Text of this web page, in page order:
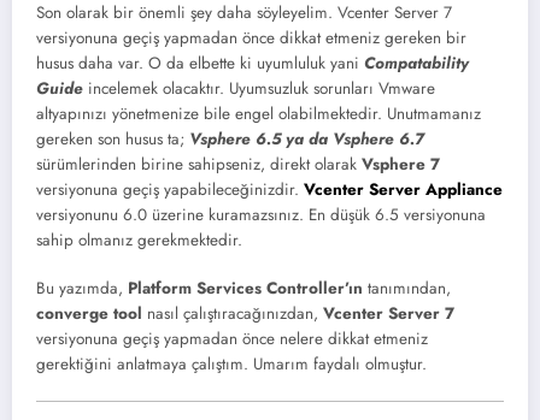
Son olarak bir önemli şey daha söyleyelim. Vcenter Server 7
versiyonuna geçiş yapmadan önce dikkat etmeniz gereken bir
husus daha var. O da elbette ki uyumluluk yani Compatability
Guide incelemek olacaktır. Uyumsuzluk sorunları Vmware
altyapınızı yönetmenize bile engel olabilmektedir. Unutmamanız
gereken son husus ta; Vsphere 6.5 ya da Vsphere 6.7
sürümlerinden birine sahipseniz, direkt olarak Vsphere 7
versiyonuna geçiş yapabileceğinizdir. Vcenter Server Appliance
versiyonunu 6.0 üzerine kuramazsınız. En düşük 6.5 versiyonuna
sahip olmanız gerekmektedir.
Bu yazımda, Platform Services Controller’ın tanımından,
converge tool nasıl çalıştıracağınızdan, Vcenter Server 7
versiyonuna geçiş yapmadan önce nelere dikkat etmeniz
gerektiğini anlatmaya çalıştım. Umarım faydalı olmuştur.